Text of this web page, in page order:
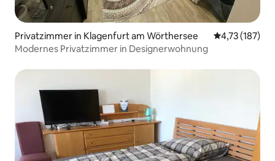
Privatzimmer in Klagenfurt am Wörthersee
4,73 (187)
Modernes Privatzimmer in Designerwohnung